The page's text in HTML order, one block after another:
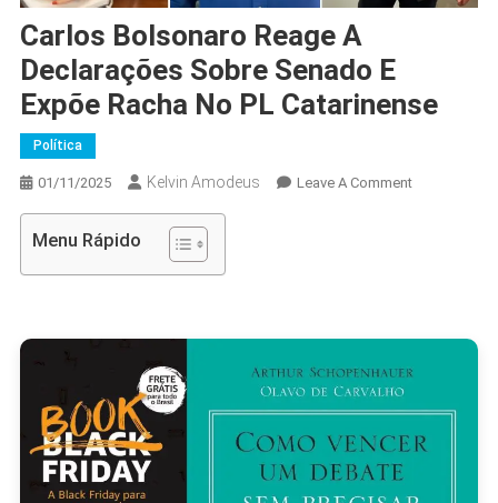
Carlos Bolsonaro Reage A
Declarações Sobre Senado E
Expõe Racha No PL Catarinense
Política
01/11/2025 Kelvin Amodeus Leave A CommentOn
Expõe
Racha
Menu Rápido